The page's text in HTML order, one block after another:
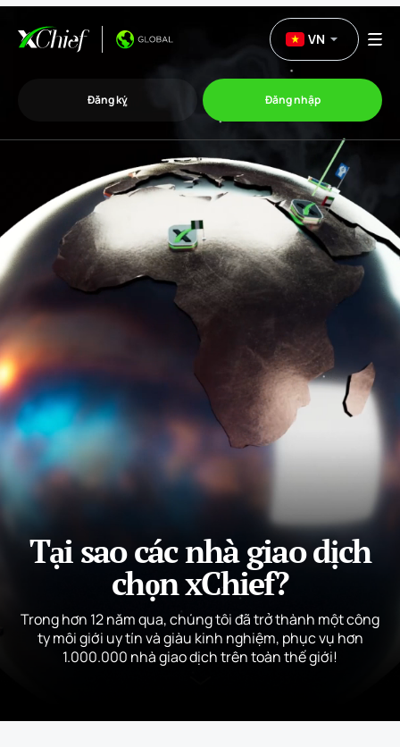
Thương mại
Nền tảng Giao dịch
Khuyến mãi
Công ty
Chương trình liên kết
VN
Đăng ký Đăng nhập
Tại sao các nhà giao dịch
chọn xChief?
Trong hơn 12 năm qua, chúng tôi đã trở thành một công
ty môi giới uy tín và giàu kinh nghiệm, phục vụ hơn
1.000.000 nhà giao dịch trên toàn thế giới!